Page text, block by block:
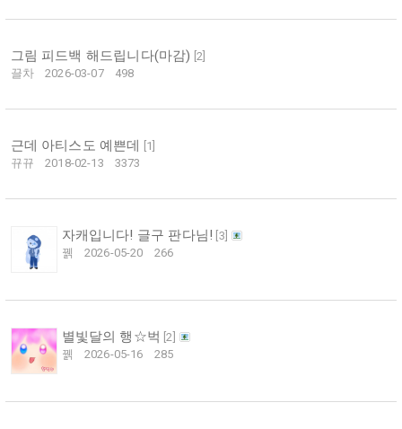
그림 피드백 해드립니다(마감) 2
끌차
2026-03-07 498
근데 아티스도 예쁜데 1
뀨뀨
2018-02-13 3373
자캐입니다! 글구 판다님! 3
꿹
2026-05-20 266
별빛달의 행☆벅 [2
꿹
2026-05-16 285